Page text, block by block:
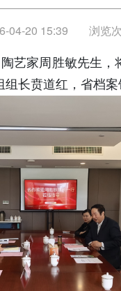
04-20 15:39 浏览
艺家周胜敏先生
长贲道红，省档